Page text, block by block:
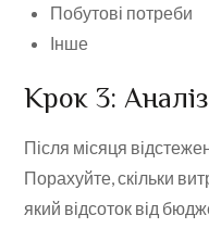
Побутові потреби
Інше
Крок 3:
Після місяця
Порахуйте, скільки
який відсоток від